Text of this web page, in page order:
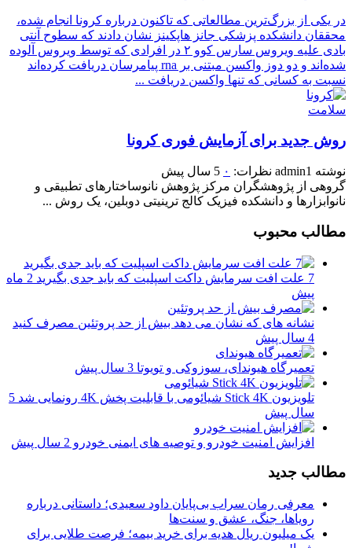
در یکی از بزرگ‌ترین مطالعاتی که تاکنون درباره کرونا انجام شده،
محققان دانشکده پزشکی جانز هاپکینز نشان دادند که سطوح آنتی
بادی علیه ویروس سارس کوو ۲ در افرادی که توسط ویروس آلوده
شده‌اند و دو دوز واکسن مبتنی بر rna پیامرسان دریافت کرده‌اند
نسبت به کسانی که تنها واکسن دریافت ...
سلامت
روش جدید برای آزمایش فوری کرونا
نوشته admin1 نظرات: ۰ 5 سال پیش
گروهی از پژوهشگران مرکز پژوهش نانوساختارهای تطبیقی و
نانوابزارها و دانشکده فیزیک کالج ترینیتی دوبلین، یک روش ...
مطالب محبوب
7 علت افت سرمایش داکت اسپلیت که باید جدی بگیرید
2 ماه
پیش
نشانه های که نشان می دهد بیش از حد پروتئین مصرف کنید
4 سال پیش
تعمیرگاه هیوندای، سوزوکی و تویوتا 3 سال پیش
تلویزیون Stick 4K شیائومی با قابلیت پخش 4K رونمایی شد
5
سال پیش
افزایش امنیت خودرو و توصیه های ایمنی خودرو 2 سال پیش
مطالب جدید
معرفی رمان سراب بی‌پایان داود سعیدی؛ داستانی درباره
رویاها، جنگ، عشق و سنت‌ها
یک میلیون ریال هدیه برای خرید بیمه؛ فرصت طلایی برای